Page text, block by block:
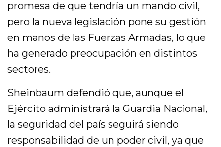
promesa de que tendría un mando civil,
pero la nueva legislación pone su gestión
en manos de las Fuerzas Armadas, lo que
ha generado preocupación en distintos
sectores.
Sheinbaum defendió que, aunque el
Ejército administrará la Guardia Nacional,
la seguridad del país seguirá siendo
responsabilidad de un poder civil, ya que